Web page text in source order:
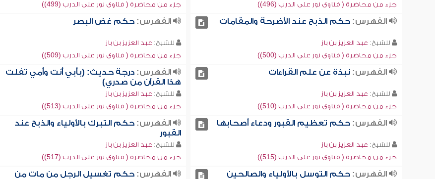
جزء من محاضرة ( فتاوى نور على الدرب (496))
جزء من محاضرة ( فتاوى نور على الدرب (499))
الفهرس:حكم الذبح عند الأضرحة والمقامات
للشيخ: عبد العزيز بن باز
جزء من محاضرة ( فتاوى نور على الدرب (500))
الفهرس: حكم غض البصر
للشيخ: عبد العزيز بن باز
جزء من محاضرة ( فتاوى نور على الدرب (509))
الفهرس:نبذة عن علم القراءات
للشيخ: عبد العزيز بن باز
جزء من محاضرة ( فتاوى نور على الدرب (510))
الفهرس: درجة حديث: (بأبي أنت وأمي تفلت
هذا القرآن من صدري)
للشيخ: عبد العزيز بن باز
جزء من محاضرة ( فتاوى نور على الدرب (513))
الفهرس:حكم تعظيم القبور ودعاء أصحابها
للشيخ: عبد العزيز بن باز
جزء من محاضرة ( فتاوى نور على الدرب (515))
الفهرس: حكم التبرك بالأولياء والذبح عند
القبور
للشيخ: عبد العزيز بن باز
جزء من محاضرة ( فتاوى نور على الدرب (517))
الفهرس:حكم التوسل بالأولياء والصالحين الفهرس: حكم تغسيل الرجل من مات من